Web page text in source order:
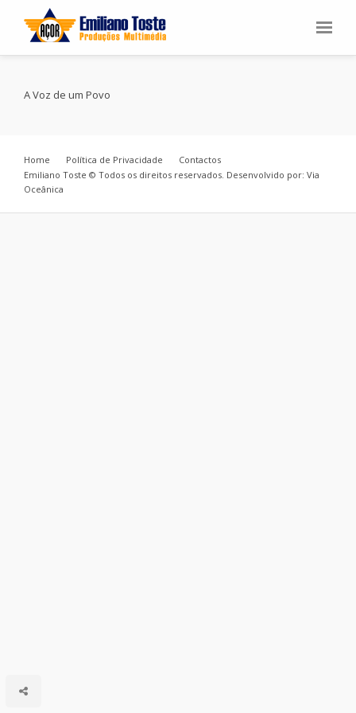
A Voz de um Povo
Home Política de Privacidade
Contactos
Emiliano Toste © Todos os direitos reservados. Desenvolvido por: Via
Oceânica